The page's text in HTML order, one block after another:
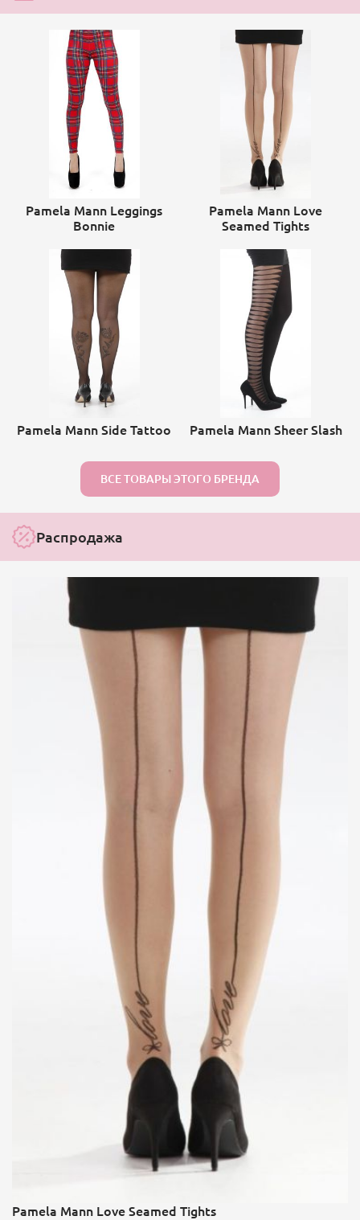
Pamela Mann Leggings
Bonnie
Pamela Mann Love
Seamed Tights
Pamela Mann Side Tattoo Pamela Mann Sheer Slash
ВСЕ ТОВАРЫ ЭТОГО БРЕНДА
Распродажа
Pamela Mann Love Seamed Tights